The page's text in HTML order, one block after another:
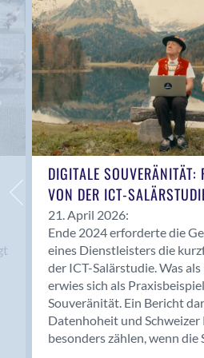
Anwil
Appenzell
Au SG
Baar
Baden
Balsthal
Balzers
Basel
Bassersdorf
Belp
Bendern
Benken (SG)
Bergdietikon
Berlin
Bern
Bern - Liebefeld
DIGITALE SOUVERÄNITÄT:
VON DER ICT-
21. April 2026:
Ende 2024 erforderte die
eines Dienstleisters die
der ICT-Salärstudie. Was
erwies sich als
Souveränität. Ein Bericht
Datenhoheit und
besonders zählen, wenn die